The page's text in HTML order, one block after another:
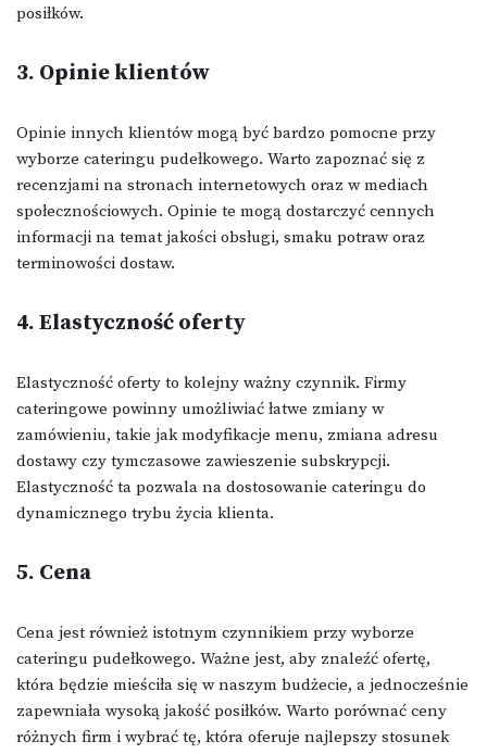
posiłków.
3. Opinie klientów
Opinie innych klientów mogą być bardzo pomocne przy
wyborze cateringu pudełkowego. Warto zapoznać się z
recenzjami na stronach internetowych oraz w mediach
społecznościowych. Opinie te mogą dostarczyć cennych
informacji na temat jakości obsługi, smaku potraw oraz
terminowości dostaw.
4. Elastyczność oferty
Elastyczność oferty to kolejny ważny czynnik. Firmy
cateringowe powinny umożliwiać łatwe zmiany w
zamówieniu, takie jak modyfikacje menu, zmiana adresu
dostawy czy tymczasowe zawieszenie subskrypcji.
Elastyczność ta pozwala na dostosowanie cateringu do
dynamicznego trybu życia klienta.
5. Cena
Cena jest również istotnym czynnikiem przy wyborze
cateringu pudełkowego. Ważne jest, aby znaleźć ofertę,
która będzie mieściła się w naszym budżecie, a jednocześnie
zapewniała wysoką jakość posiłków. Warto porównać ceny
różnych firm i wybrać tę, która oferuje najlepszy stosunek